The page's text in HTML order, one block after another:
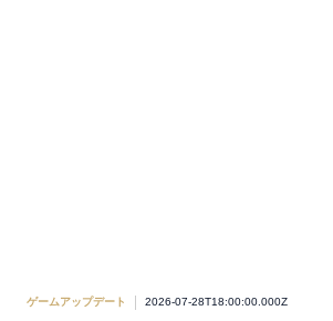
ゲームアップデート 2026-07-28T18:00:00.000Z